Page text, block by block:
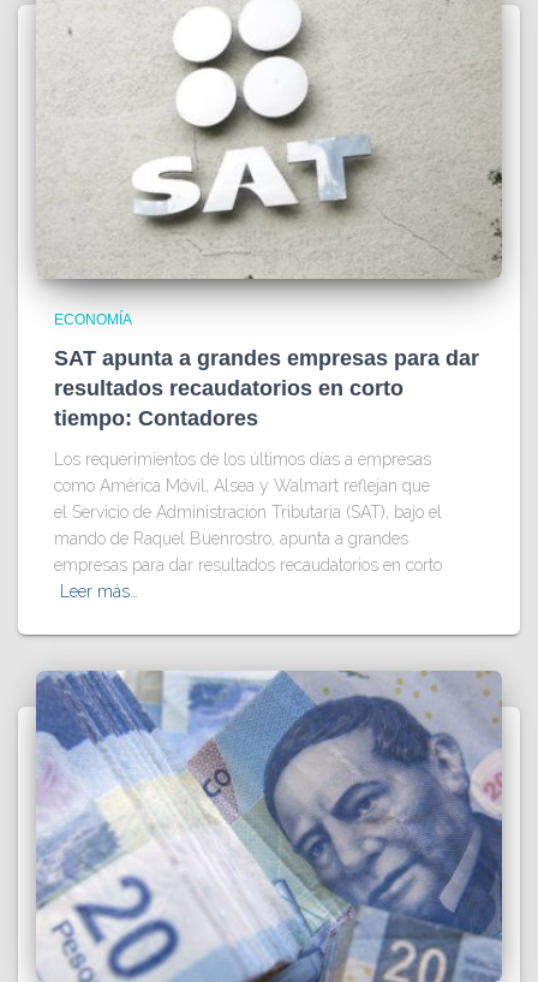
ECONOMÍA
SAT apunta a grandes empresas para dar
resultados recaudatorios en corto
tiempo: Contadores
Los requerimientos de los últimos días a empresas
como América Móvil, Alsea y Walmart reflejan que
el Servicio de Administración Tributaria (SAT), bajo el
mando de Raquel Buenrostro, apunta a grandes
empresas para dar resultados recaudatorios en corto
Leer más…